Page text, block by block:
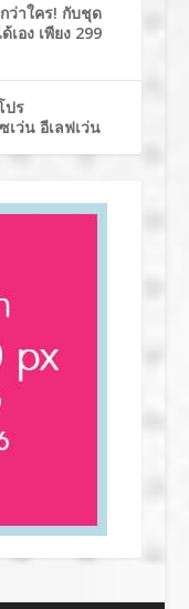
ว่าใคร! กับชุด
เอง เพียง 299
ปร
เว่น อีเลฟเว่น